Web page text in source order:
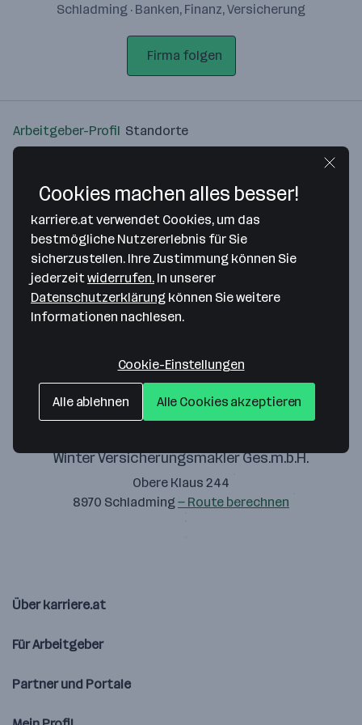
Schladming · Banken, Finanz, Versicherung
Firma folgen
Arbeitgeber-Profil Standorte
Bitte stimme unseren Cookie-
Richtlinien zu, um diese Karte
anzuzeigen.
Winter Versicherungsmakler Ges.m.b.H.
Obere Klaus 244
8970 Schladming — Route berechnen
Über karriere.at
Für Arbeitgeber
Partner und Portale
Cookies machen alles besser!
karriere.at verwendet Cookies, um das
bestmögliche Nutzererlebnis für Sie
sicherzustellen. Ihre Zustimmung können Sie
jederzeitwiderrufen. In unserer
Datenschutzerklärung können Sie weitere
Informationen nachlesen.
Cookie-Einstellungen
Alle ablehnen Alle Cookies akzeptieren